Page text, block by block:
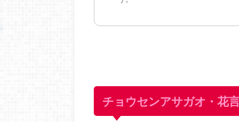
チョウセンアサガオ・花